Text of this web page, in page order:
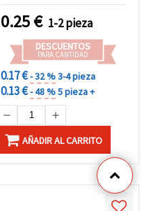
0.25€ 1-2 pieza
DESCUENTOS
PARA CANTIDAD
0.17 €- 32 %3-4 pieza
0.13 €- 48 %5 pieza +
AÑADIR AL CARRITO